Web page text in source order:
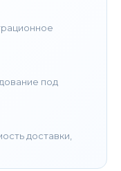
под
доставки,